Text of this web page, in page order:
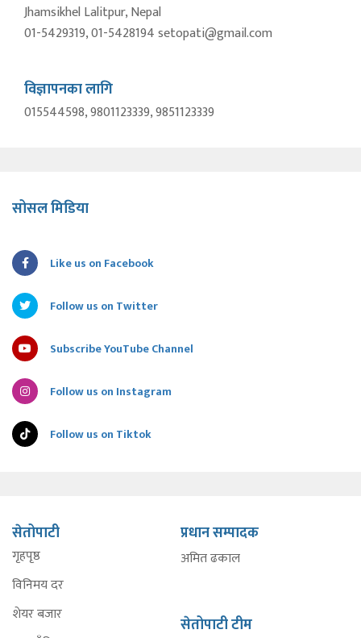
Jhamsikhel Lalitpur, Nepal
01-5429319, 01-5428194 setopati@gmail.com
विज्ञापनका लागि
015544598, 9801123339, 9851123339
सोसल मिडिया
Like us on Facebook
Follow us on Twitter
Subscribe YouTube Channel
Follow us on Instagram
Follow us on Tiktok
सेतोपाटी
गृहपृष्ठ
विनिमय दर
शेयर बजार
प्रधान सम्पादक
अमित ढकाल
सेतोपाटी टीम